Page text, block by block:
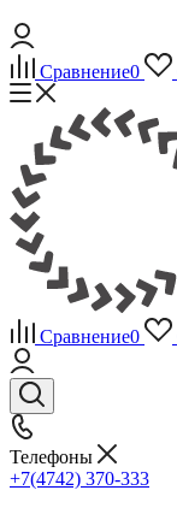
Сравнение0
Сравнение0
Телефоны
+7(4742) 370-333